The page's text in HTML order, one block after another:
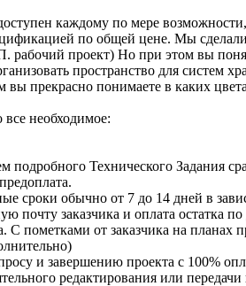
каждому по мере
по общей цене. Мы сделали
проект) Но при этом вы
пространство для систем
прекрасно понимаете в каких
необходимое:
подробного Технического Задания
сроки обычно от 7 до 14 дней в
почту заказчика и оплата остатка
С пометками от заказчика на
и завершению проекта с 100%
редактирования или